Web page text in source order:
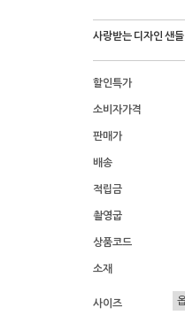
사랑받는 디자인 샌들
할인특가
소비자가격
판매가
배송
적립금
촬영굽
상품코드
소재
사이즈